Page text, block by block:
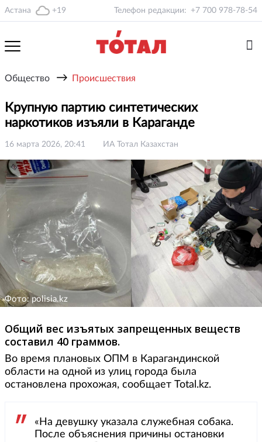
Астана +19 Телефон редакции: +7 700 978-78-54
Общество → Происшествия
Крупную партию синтетических
наркотиков изъяли в Караганде
16 марта 2026, 20:41 ИА Тотал Казахстан
Фото: polisia.kz
Общий вес изъятых запрещенных веществ
составил 40 граммов.
Во время плановых ОПМ в Карагандинской
области на одной из улиц города была
остановлена прохожая, сообщает Total.kz.
«На девушку указала служебная собака.
После объяснения причины остановки